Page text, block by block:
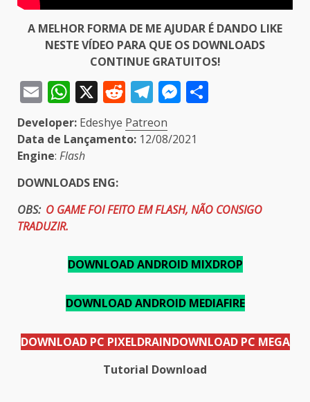
A MELHOR FORMA DE ME AJUDAR É DANDO LIKE
NESTE VÍDEO PARA QUE OS DOWNLOADS
CONTINUE GRATUITOS!
EmailWhatsApp
X Reddit
Telegram
Messenger
Developer: Edeshye Patreon
Data de Lançamento: 12/08/2021
Engine: Flash
DOWNLOADS ENG:
OBS: O GAME FOI FEITO EM FLASH, NÃO CONSIGO
TRADUZIR.
DOWNLOAD ANDROID MIXDROP
DOWNLOAD ANDROID MEDIAFIRE
DOWNLOAD PC PIXELDRAINDOWNLOAD PC MEGA
Tutorial Download